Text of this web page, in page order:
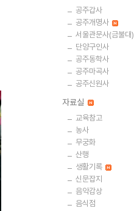
공주갑사
공주개명사
서울관문사(금불대)
단양구인사
공주동학사
공주마곡사
공주신원사
자료실
교육참고
농사
무궁화
산행
생활기록
신문잡지
음악감상
음식점